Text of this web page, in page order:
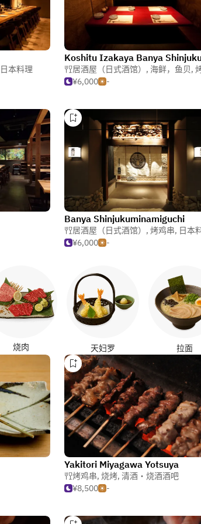
日本料理
居酒屋（日式酒馆） , 海鲜，鱼贝, 烤
¥6,000
-
Banya Shinjukuminamiguchi
居酒屋（日式酒馆） , 烤鸡串, 日本
¥6,000
-
烧肉 天妇罗 拉面
Yakitori Miyagawa Yotsuya
烤鸡串, 烧烤, 清酒・烧酒酒吧
¥8,500
-